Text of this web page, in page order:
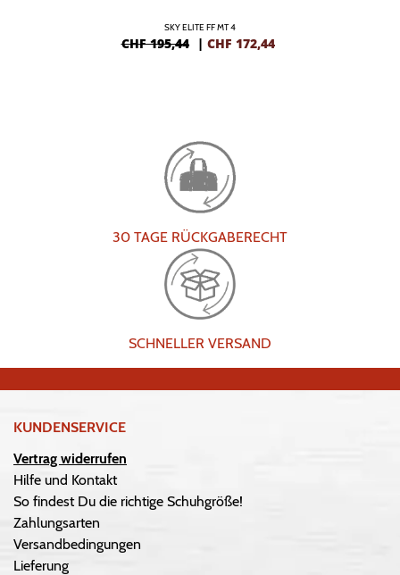
SKY ELITE FF MT 4
CHF 195,44 | CHF 172,44
30 TAGE RÜCKGABERECHT
SCHNELLER VERSAND
KUNDENSERVICE
Vertrag widerrufen
Hilfe und Kontakt
So findest Du die richtige Schuhgröße!
Zahlungsarten
Versandbedingungen
Lieferung